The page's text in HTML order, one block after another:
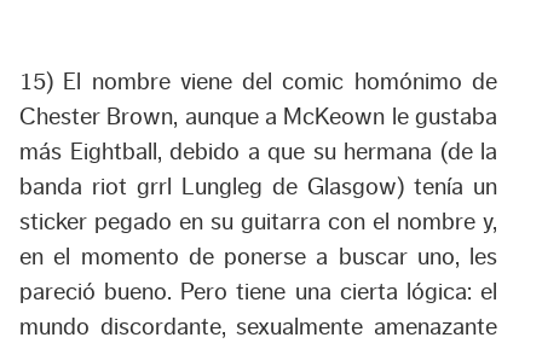
15) El nombre viene del comic homónimo de
Chester Brown, aunque a McKeown le gustaba
más Eightball, debido a que su hermana (de la
banda riot grrl Lungleg de Glasgow) tenía un
sticker pegado en su guitarra con el nombre y,
en el momento de ponerse a buscar uno, les
pareció bueno. Pero tiene una cierta lógica: el
mundo discordante, sexualmente amenazante